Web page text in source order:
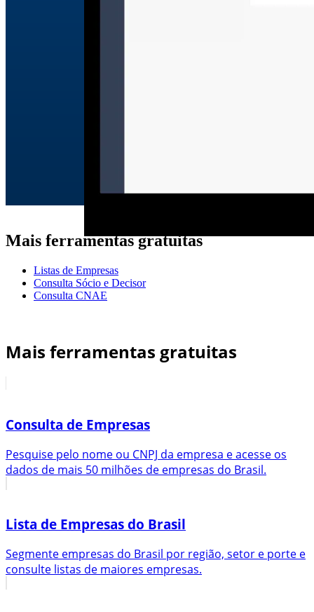
Mais ferramentas gratuitas
Listas de Empresas
Consulta Sócio e Decisor
Consulta CNAE
Mais ferramentas gratuitas
Consulta de Empresas
Pesquise pelo nome ou CNPJ da empresa e acesse os
dados de mais 50 milhões de empresas do Brasil.
Lista de Empresas do Brasil
Segmente empresas do Brasil por região, setor e porte e
consulte listas de maiores empresas.